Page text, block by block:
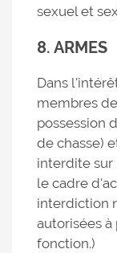
sexuel et
8. ARMES
Dans
membres
possession
de chasse)
interdite sur
le cadre
interdiction
autorisées
fonction.)